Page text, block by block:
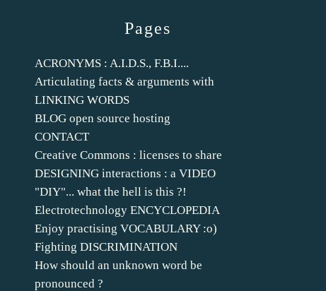
Pages
ACRONYMS : A.I.D.S., F.B.I....
Articulating facts & arguments with
LINKING WORDS
BLOG open source hosting
CONTACT
Creative Commons : licenses to share
DESIGNING interactions : a VIDEO
"DIY"... what the hell is this ?!
Electrotechnology ENCYCLOPEDIA
Enjoy practising VOCABULARY :o)
Fighting DISCRIMINATION
How should an unknown word be
pronounced ?